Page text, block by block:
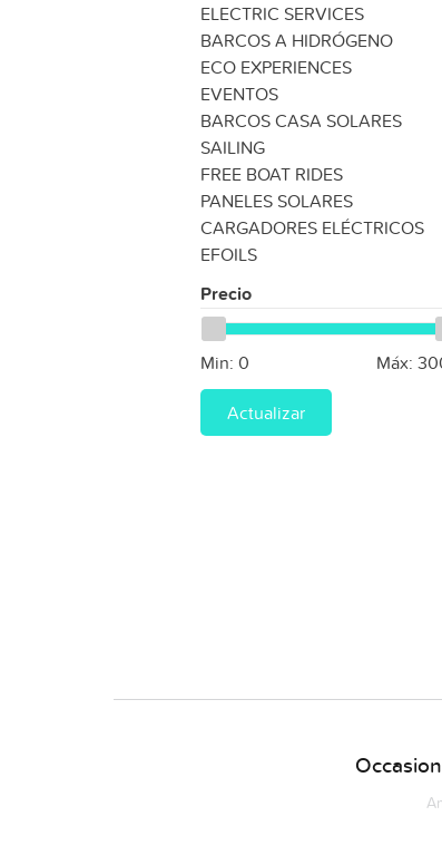
ELECTRIC SERVICES
BARCOS A HIDRÓGENO
ECO EXPERIENCES
EVENTOS
BARCOS CASA SOLARES
SAILING
FREE BOAT RIDES
PANELES SOLARES
CARGADORES ELÉCTRICOS
EFOILS
Precio
Min: 0 Máx:
Actualizar